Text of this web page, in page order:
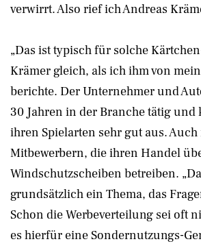
verwirrt. Also rief ich Andreas
„Das ist typisch für solche
Krämer gleich, als ich ihm von
berichte. Der Unternehmer und
30 Jahren in der Branche tätig und
ihren Spielarten sehr gut aus. Auch
Mitbewerbern, die ihren Handel
Windschutzscheiben betreiben.
grundsätzlich ein Thema, das
Schon die Werbeverteilung sei oft
es hierfür eine Sondernutzungs-